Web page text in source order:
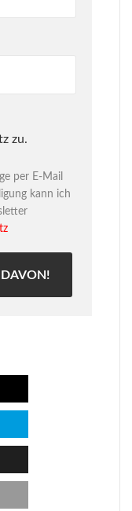
zu.
per E-Mail
kann ich